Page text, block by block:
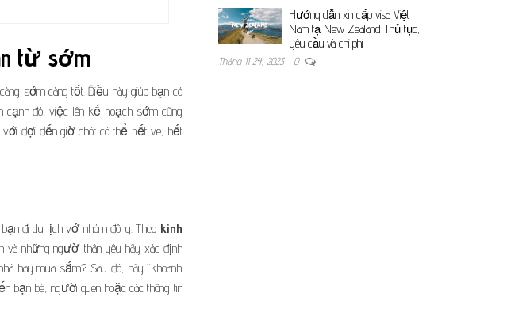
từ sớm
sớm càng tốt. Điều này giúp bạn có
cạnh đó, việc lên kế hoạch sớm cũng
với đợi đến giờ chót có thể hết vé, hết
đi du lịch với nhóm đông. Theo kinh
và những người thân yêu hãy xác định
hay mua sắm? Sau đó, hãy “khoanh
bạn bè, người quen hoặc các thông tin
Hướng dẫn xin cấp visa Việt
Nam tại New Zealand Thủ tục,
yêu cầu và chi phí
Tháng 11 24, 2023 0